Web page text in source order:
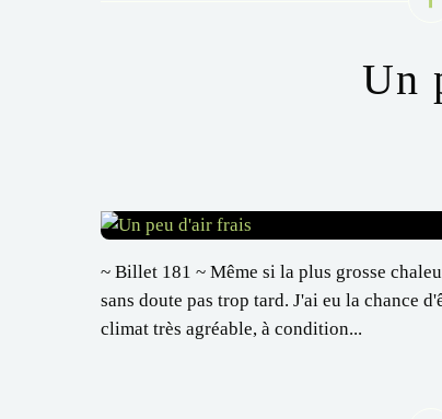
Un
~ Billet 181 ~ Même si la plus grosse
sans doute pas trop tard. J'ai eu la chance
climat très agréable, à condition...